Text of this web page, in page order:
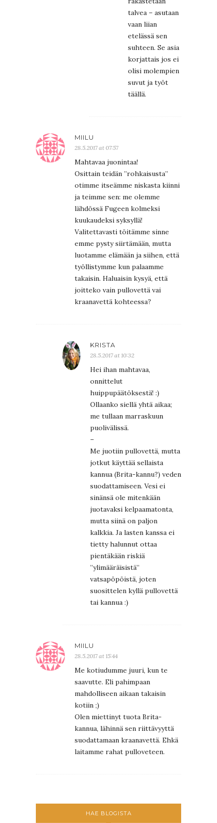
talvea – asutaan
vaan liian
etelässä sen
suhteen. Se asia
korjattais jos ei
olisi molempien
suvut ja työt
täällä.
MIILU
28.5.2017 at 07:57
Mahtavaa juonintaa!
Osittain teidän ”rohkaisusta”
otimme itseämme niskasta kiinni
ja teimme sen: me olemme
lähdössä Fugeen kolmeksi
kuukaudeksi syksyllä!
Valitettavasti töitämme sinne
emme pysty siirtämään, mutta
luotamme elämään ja siihen, että
työllistymme kun palaamme
takaisin. Haluaisin kysyä, että
joitteko vain pullovettä vai
kraanavettä kohteessa?
KRISTA
28.5.2017 at 10:32
Hei ihan mahtavaa,
onnittelut
huippupäätöksestä! :)
Ollaanko siellä yhtä aikaa;
me tullaan marraskuun
puolivälissä.
–
Me juotiin pullovettä, mutta
jotkut käyttää sellaista
kannua (Brita-kannu?) veden
suodattamiseen. Vesi ei
sinänsä ole mitenkään
juotavaksi kelpaamatonta,
mutta siinä on paljon
kalkkia. Ja lasten kanssa ei
tietty halunnut ottaa
pientäkään riskiä
”ylimääräisistä”
vatsapöpöistä, joten
suosittelen kyllä pullovettä
tai kannua :)
MIILU
28.5.2017 at 15:44
Me kotiudumme juuri, kun te
saavutte. Eli pahimpaan
mahdolliseen aikaan takaisin
kotiin ;)
Olen miettinyt tuota Brita-
kannua, lähinnä sen riittävyyttä
suodattamaan kraanavettä. Ehkä
laitamme rahat pulloveteen.
HAE BLOGISTA